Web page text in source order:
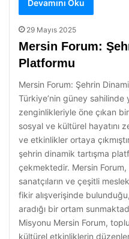
Devamını Oku
29 Mayıs 2025
Mersin Forum:
Platformu
Mersin Forum: Şehrin
Türkiye’nin güney
zenginlikleriyle öne çıkan
sosyal ve kültürel hayatını
ve etkinlikler ortaya
şehrin dinamik tartışma
çekmektedir. Mersin
sanatçıların ve çeşitli
fikir alışverişinde
aradığı bir ortam
Misyonu Mersin Forum,
kültürel etkinliklerin